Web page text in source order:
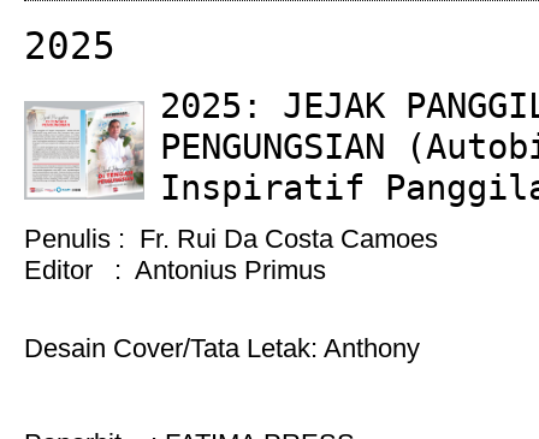
2025
2025: JEJAK
PENGUNGSIAN
Inspiratif
Penulis : Fr. Rui Da Costa Camoes
Editor : Antonius Primus
Desain Cover/Tata Letak: Anthony